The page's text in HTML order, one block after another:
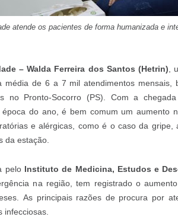
atende os pacientes de forma humanizada e
– Walda Ferreira dos Santos (Hetrin) ,
média de 6 a 7 mil atendimentos mensais,
no Pronto-Socorro (PS). Com a
do ano, é bem comum um aumento
e alérgicas, como é o caso da gripe,
da estação.
pelo Instituto de Medicina, Estudos e
na região, tem registrado o
As principais razões de procura por
infecciosas.